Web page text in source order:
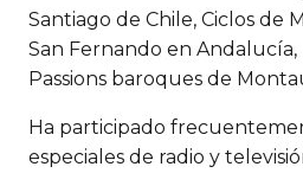
Santiago de Chile, Ciclos de
San Fernando en Andalucía,
Passions baroques de
Ha participado
especiales de radio y